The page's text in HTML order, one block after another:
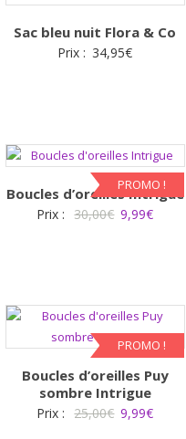
Sac bleu nuit Flora & Co
Prix : 34,95€
PROMO !
Boucles d’oreilles Intrigue
Prix : 30,00€ Le
30,00€.
9,99€Le
9,99€.
PROMO !
Boucles d’oreilles Puy
sombre Intrigue
Prix : 25,00€ Le
9,99€Le